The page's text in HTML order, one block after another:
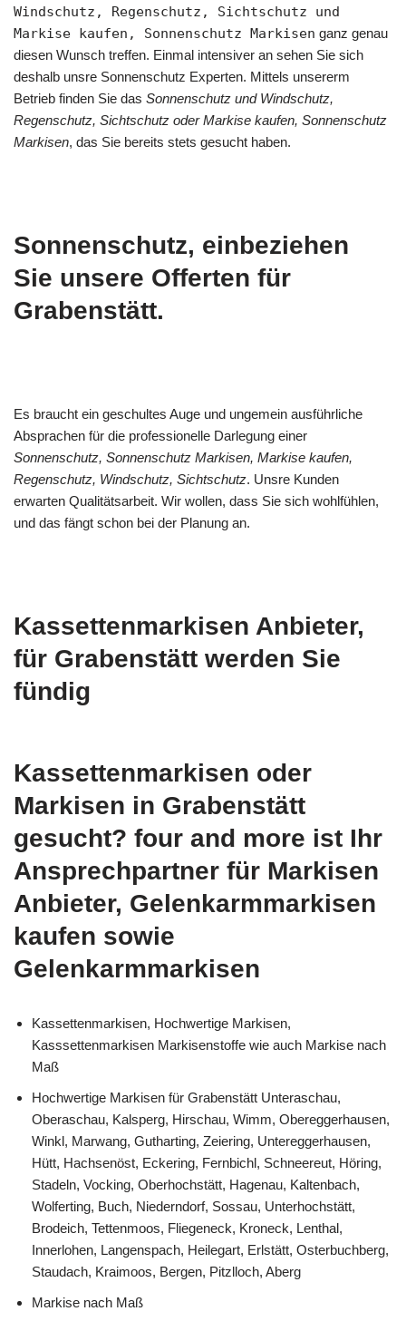
Windschutz, Regenschutz, Sichtschutz und
Markise kaufen, Sonnenschutz Markisen ganz genau
diesen Wunsch treffen. Einmal intensiver an sehen Sie sich
deshalb unsre Sonnenschutz Experten. Mittels unsererm
Betrieb finden Sie das Sonnenschutz und Windschutz,
Regenschutz, Sichtschutz oder Markise kaufen, Sonnenschutz
Markisen, das Sie bereits stets gesucht haben.
Sonnenschutz, einbeziehen
Sie unsere Offerten für
Grabenstätt.
Es braucht ein geschultes Auge und ungemein ausführliche
Absprachen für die professionelle Darlegung einer
Sonnenschutz, Sonnenschutz Markisen, Markise kaufen,
Regenschutz, Windschutz, Sichtschutz. Unsre Kunden
erwarten Qualitätsarbeit. Wir wollen, dass Sie sich wohlfühlen,
und das fängt schon bei der Planung an.
Kassettenmarkisen Anbieter,
für Grabenstätt werden Sie
fündig
Kassettenmarkisen oder
Markisen in Grabenstätt
gesucht? four and more ist Ihr
Ansprechpartner für Markisen
Anbieter, Gelenkarmmarkisen
kaufen sowie
Gelenkarmmarkisen
Kassettenmarkisen, Hochwertige Markisen,
Kasssettenmarkisen Markisenstoffe wie auch Markise nach
Maß
Hochwertige Markisen für Grabenstätt Unteraschau,
Oberaschau, Kalsperg, Hirschau, Wimm, Obereggerhausen,
Winkl, Marwang, Gutharting, Zeiering, Untereggerhausen,
Hütt, Hachsenöst, Eckering, Fernbichl, Schneereut, Höring,
Stadeln, Vocking, Oberhochstätt, Hagenau, Kaltenbach,
Wolferting, Buch, Niederndorf, Sossau, Unterhochstätt,
Brodeich, Tettenmoos, Fliegeneck, Kroneck, Lenthal,
Innerlohen, Langenspach, Heilegart, Erlstätt, Osterbuchberg,
Staudach, Kraimoos, Bergen, Pitzlloch, Aberg
Markise nach Maß